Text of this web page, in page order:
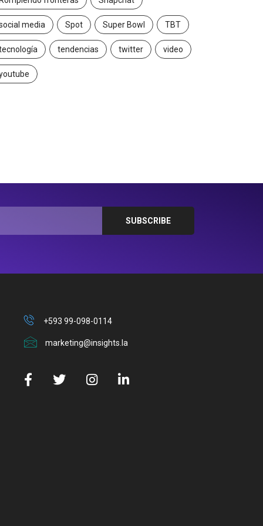
media Spot Super Bowl TBT
tendencias twitter video
+593 99-098-0114
marketing@insights.la